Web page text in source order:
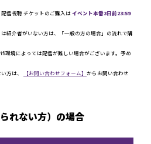
信視聴 チケットのご購入は イベント本番3日前23:59
紹介者がいない方は、「一般の方の場合」の流れで購
環境によっては配信が難しい場合がございます。予め
方は、
【お問い合わせフォーム】 からお問い合わせ
れない方）の場合